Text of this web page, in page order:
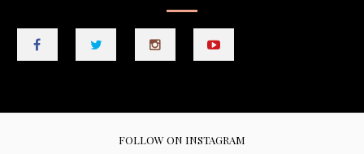
FOLLOW ON INSTAGRAM